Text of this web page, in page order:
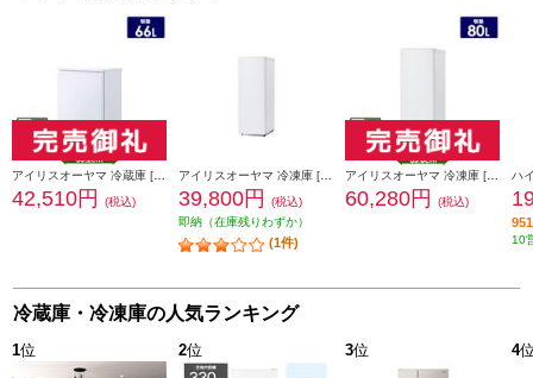
42,510円 (税込) 39,800円
(税込)
即納（在庫残りわずか）
(1件)
60,280円 (税込)
10
冷蔵庫・冷凍庫の人気ランキング
1位 2位 3位 4